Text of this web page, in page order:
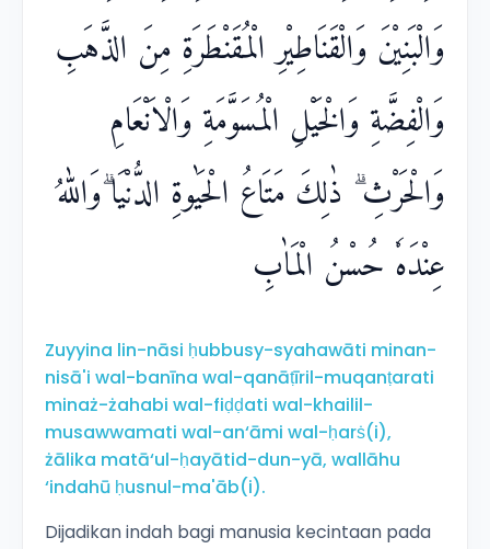
وَالْبَنِيْنَ وَالْقَنَاطِيْرِ الْمُقَنْطَرَةِ مِنَ الذَّهَبِ
وَالْفِضَّةِ وَالْخَيْلِ الْمُسَوَّمَةِ وَالْاَنْعَامِ
وَالْحَرْثِ ۗ ذٰلِكَ مَتَاعُ الْحَيٰوةِ الدُّنْيَا ۗوَاللّٰهُ
عِنْدَهٗ حُسْنُ الْمَاٰبِ
Zuyyina lin-nāsi ḥubbusy-syahawāti minan-
nisā'i wal-banīna wal-qanāṭīril-muqanṭarati
minaż-żahabi wal-fiḍḍati wal-khailil-
musawwamati wal-an‘āmi wal-ḥarṡ(i),
żālika matā‘ul-ḥayātid-dun-yā, wallāhu
‘indahū ḥusnul-ma'āb(i).
Dijadikan indah bagi manusia kecintaan pada